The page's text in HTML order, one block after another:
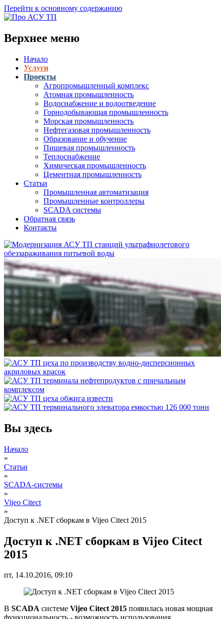
Перейти к основному содержанию
Верхнее меню
Начало
Услуги
Проекты
Агропромышленный комплекс
Атомная промышленность
Водоснабжение и водоотведение
Горнодобывающая промышленность
Морская промышленность
Нефтегазовая промышленность
Образование и обучение
Пишевая промышленность
Теплоснабжение
Химическая промышленность
Цементная промышленность
Статьи
Промышленная автоматизация
Промышленные контроллеры
SCADA системы
Обратная связь
Контакты
Вы здесь
Начало
»
Статьи
»
SCADA-системы
»
Vijeo Citect
»
Доступ к .NET сборкам в Vijeo Citect 2015
Доступ к .NET сборкам в Vijeo Citect
2015
пт, 14.10.2016, 09:10
В SCADA системе Vijeo Citect 2015 появилась новая мощная